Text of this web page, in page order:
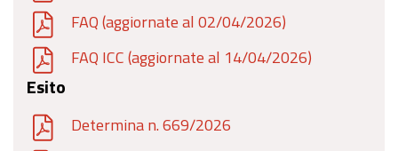
FAQ (aggiornate al 02/04/2026)
FAQ ICC (aggiornate al 14/04/2026)
Esito
Determina n. 669/2026